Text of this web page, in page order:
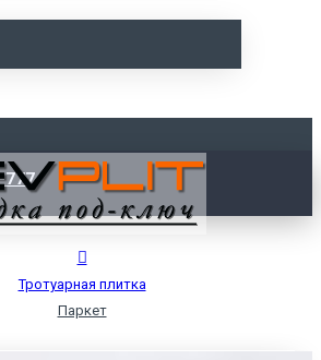
777
Тротуарная плитка
Паркет